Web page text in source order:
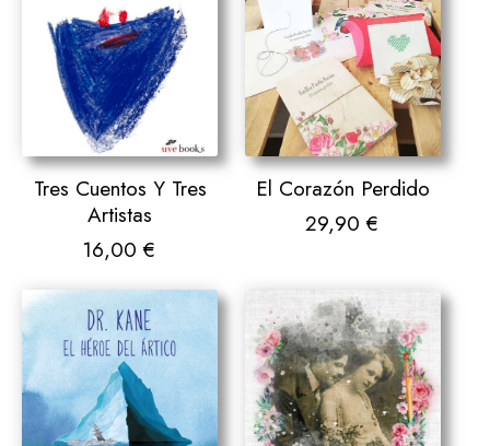
Tres Cuentos Y Tres
Artistas
16,00 €
El Corazón Perdido
29,90 €